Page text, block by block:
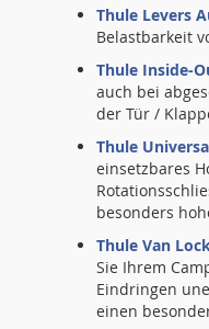
Thule Levers
Belastbarkeit
Thule Inside-
auch bei
der Tür /
Thule
einsetzbares
besonders
Thule Van
Sie Ihrem
Eindringen
einen